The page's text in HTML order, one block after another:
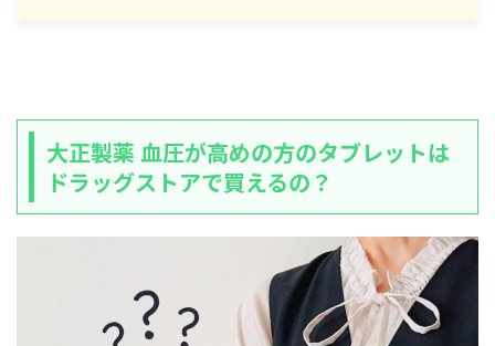
大正製薬 血圧が高めの方のタブレットは
ドラッグストアで買えるの？